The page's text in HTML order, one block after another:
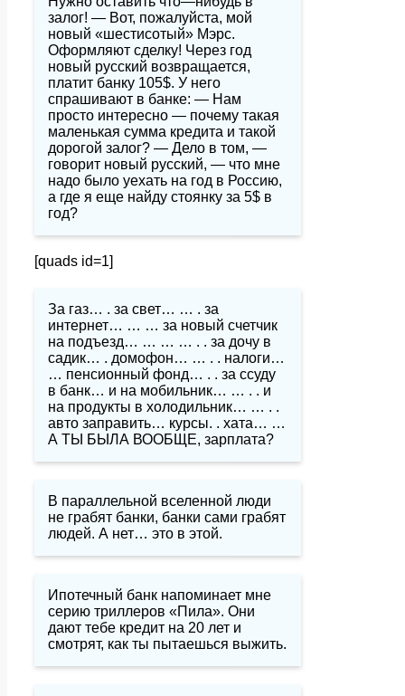
залог! — Вот, пожалуйста, мой
новый «шестисотый» Мэрс.
Оформляют сделку! Через год
новый русский возвращается,
платит банку 105$. У него
спрашивают в банке: — Нам
просто интересно — почему такая
маленькая сумма кредита и такой
дорогой залог? — Дело в том, —
говорит новый русский, — что мне
надо было уехать на год в Россию,
а где я еще найду стоянку за 5$ в
год?
[quads id=1]
За газ… . за свет… … . за
интернет… … … за новый счетчик
на подъезд… … … … . . за дочу в
садик… . домофон… … . . налоги…
… пенсионный фонд… . . за ссуду
в банк… и на мобильник… … . . и
на продукты в холодильник… … . .
авто заправить… курсы. . хата… …
А ТЫ БЫЛА ВООБЩЕ, зарплата?
В параллельной вселенной люди
не грабят банки, банки сами грабят
людей. А нет… это в этой.
Ипотечный банк напоминает мне
серию триллеров «Пила». Они
дают тебе кредит на 20 лет и
смотрят, как ты пытаешься выжить.